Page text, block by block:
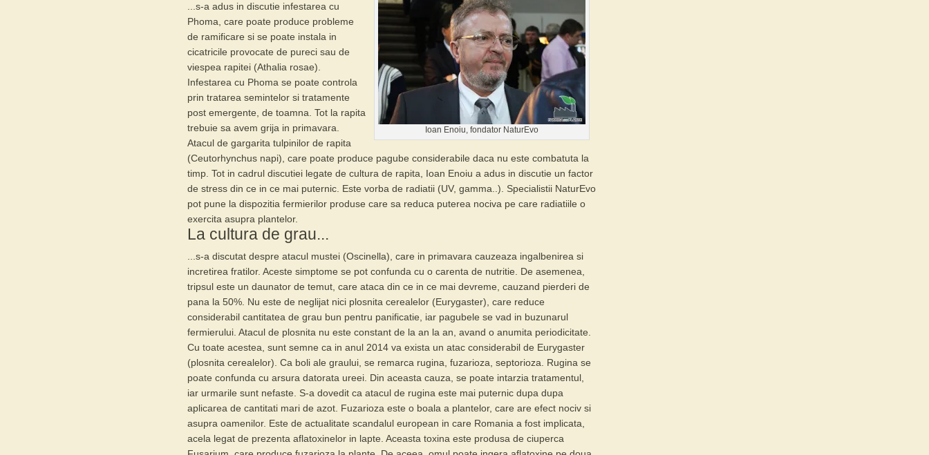
Ioan Enoiu, fondator NaturEvo
...s-a adus in discutie infestarea cu
Phoma , care poate produce probleme
de ramificare si se poate instala in
cicatricile provocate de pureci sau de
viespea rapitei (Athalia rosae).
Infestarea cu Phoma se poate controla
prin tratarea semintelor si tratamente
post emergente, de toamna. Tot la rapita
trebuie sa avem grija in primavara.
Atacul de gargarita tulpinilor de rapita
(Ceutorhynchus napi), care poate produce pagube considerabile daca nu este combatuta la
timp. Tot in cadrul discutiei legate de cultura de rapita, Ioan Enoiu a adus in discutie un factor
de stress din ce in ce mai puternic. Este vorba de radiatii (UV, gamma..). Specialistii NaturEvo
pot pune la dispozitia fermierilor produse care sa reduca puterea nociva pe care radiatiile o
exercita asupra plantelor.
La cultura de grau...
...s-a discutat despre atacul mustei (Oscinella), care in primavara cauzeaza ingalbenirea si
incretirea fratilor. Aceste simptome se pot confunda cu o carenta de nutritie . De asemenea,
tripsul este un daunator de temut, care ataca din ce in ce mai devreme, cauzand pierderi de
pana la 50%. Nu este de neglijat nici plosnita cerealelor (Eurygaster) , care reduce
considerabil cantitatea de grau bun pentru panificatie, iar pagubele se vad in buzunarul
fermierului. Atacul de plosnita nu este constant de la an la an, avand o anumita periodicitate.
Cu toate acestea, sunt semne ca in anul 2014 va exista un atac considerabil de Eurygaster
(plosnita cerealelor). Ca boli ale graului, se remarca rugina, fuzarioza, septorioza. Rugina se
poate confunda cu arsura datorata ureei. Din aceasta cauza, se poate intarzia tratamentul,
iar urmarile sunt nefaste. S-a dovedit ca atacul de rugina este mai puternic dupa dupa
aplicarea de cantitati mari de azot. Fuzarioza este o boala a plantelor, care are efect nociv si
asupra oamenilor. Este de actualitate scandalul european in care Romania a fost implicata,
acela legat de prezenta aflatoxinelor in lapte. Aceasta toxina este produsa de ciuperca